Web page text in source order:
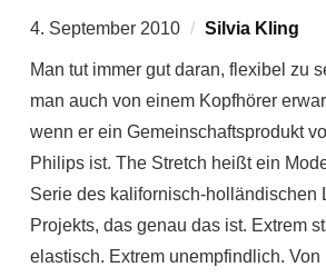
4. September 2010 Silvia Kling
Man tut immer gut daran, flexibel zu
man auch von einem Kopfhörer
wenn er ein Gemeinschaftsprodukt
Philips ist. The Stretch heißt ein
Serie des kalifornisch-holländischen
Projekts, das genau das ist. Extrem
elastisch. Extrem unempfindlich.